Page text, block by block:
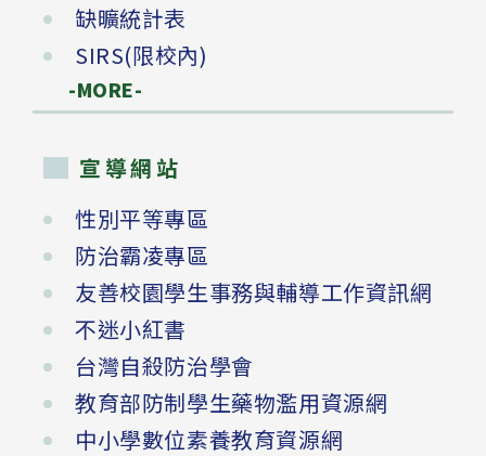
缺曠統計表
SIRS(限校內)
-MORE-
宣導網站
性別平等專區
防治霸凌專區
友善校園學生事務與輔導工作資訊網
不迷小紅書
台灣自殺防治學會
教育部防制學生藥物濫用資源網
中小學數位素養教育資源網